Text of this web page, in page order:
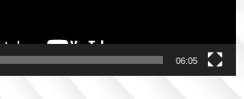
06:05